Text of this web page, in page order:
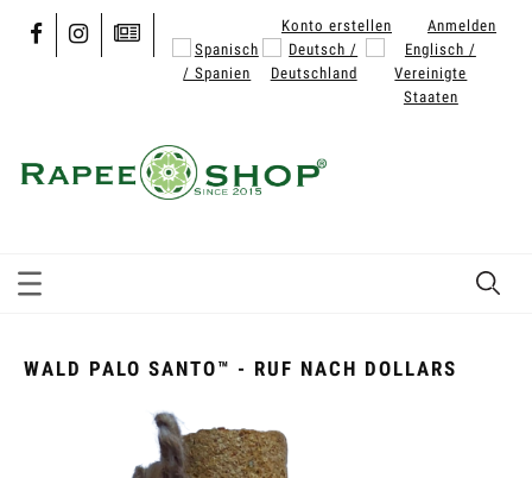
Konto erstellen Anmelden
WALD PALO SANTO™ - RUF NACH DOLLARS